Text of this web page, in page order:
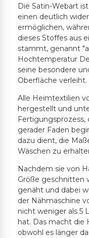
Die Satin-Webart
einen deutlich
ermöglichen,
dieses Stoffes aus
stammt, genannt
Hochtemperatur
seine besondere
Oberfläche verleiht.
Alle Heimtextilien
hergestellt und
gerader Faden
dazu dient, die
Wäschen zu
Nachdem sie von
Größe geschnitten
genäht und dabei
der Nähmaschine
nicht weniger als 5
hat. Das macht die
obwohl es länger